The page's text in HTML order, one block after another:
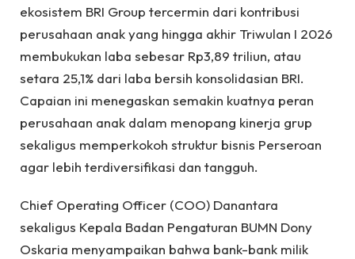
ekosistem BRI Group tercermin dari kontribusi
perusahaan anak yang hingga akhir Triwulan I 2026
membukukan laba sebesar Rp3,89 triliun, atau
setara 25,1% dari laba bersih konsolidasian BRI.
Capaian ini menegaskan semakin kuatnya peran
perusahaan anak dalam menopang kinerja grup
sekaligus memperkokoh struktur bisnis Perseroan
agar lebih terdiversifikasi dan tangguh.
Chief Operating Officer (COO) Danantara
sekaligus Kepala Badan Pengaturan BUMN Dony
Oskaria menyampaikan bahwa bank-bank milik